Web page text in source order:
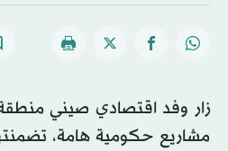
زار وفد اقتصادي صيني منطقة
مشاريع حكومية هامة،